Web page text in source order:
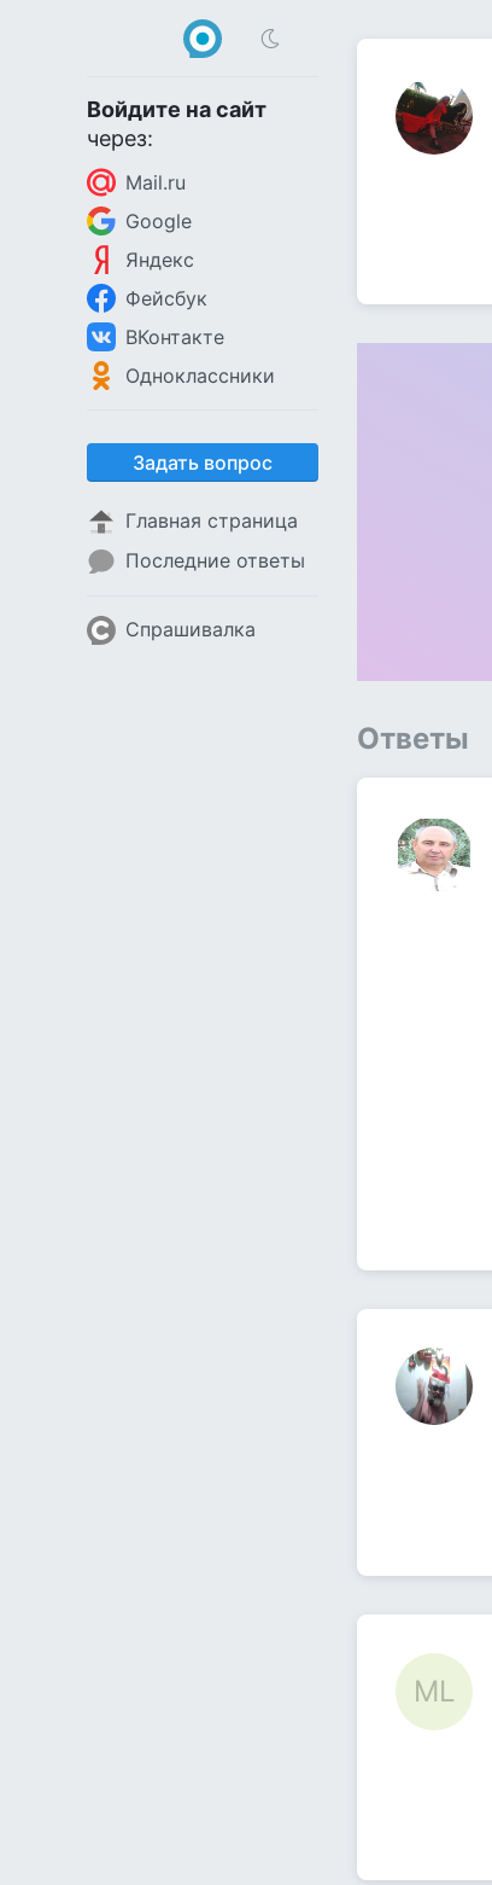
Войдите на сайт
через:
Mail.ru
Google
Яндекс
Фейсбук
ВКонтакте
Одноклассники
Задать вопрос
Главная страница
Последние ответы
Спрашивалка
Ответы
ML